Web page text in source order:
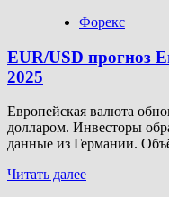
Форекс
EUR/USD прогноз
2025
Европейская валюта
долларом. Инвесторы
данные из Германии.
Читать далееПрочитать